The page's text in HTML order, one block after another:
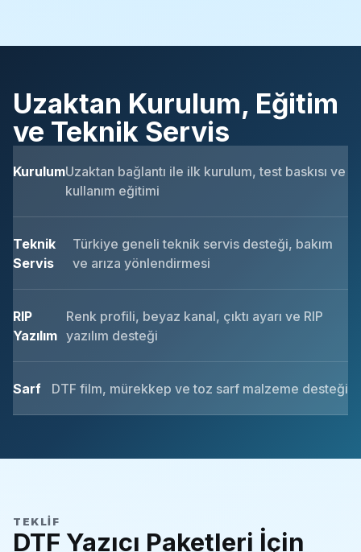
Uzaktan Kurulum, Eğitim
ve Teknik Servis
KurulumUzaktan bağlantı ile ilk kurulum, test baskısı ve
kullanım eğitimi
Teknik
Servis
Türkiye geneli teknik servis desteği, bakım
ve arıza yönlendirmesi
RIP
Yazılım
Renk profili, beyaz kanal, çıktı ayarı ve RIP
yazılım desteği
Sarf DTF film, mürekkep ve toz sarf malzeme desteği
TEKLIF
DTF Yazıcı Paketleri İçin